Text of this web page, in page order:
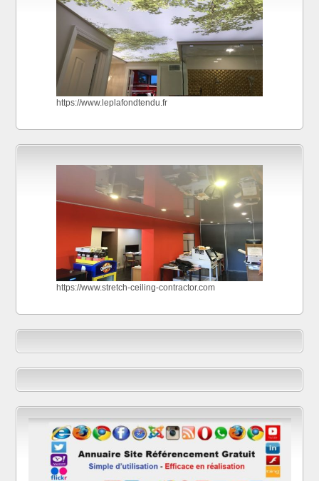
https://www.leplafondtendu.fr
https://www.stretch-ceiling-contractor.com